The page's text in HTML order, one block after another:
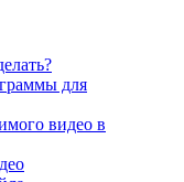
для
видео в